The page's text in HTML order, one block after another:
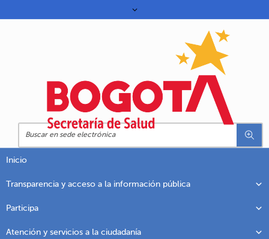
Inicio
Transparencia y acceso a la información pública
Participa
Atención y servicios a la ciudadanía